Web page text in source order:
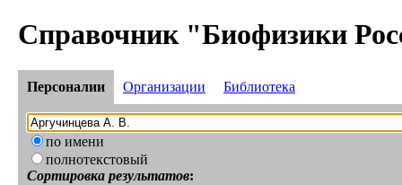
Справочник "Биофизики
Персоналии Организации Библиотека
по имени
полнотекстовый
Сортировка результатов: